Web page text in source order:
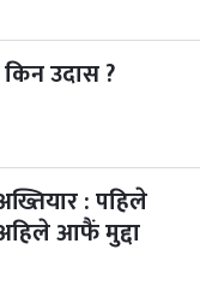
३ महिना बाँकी
किन उदास ?
: पहिले
अहिले आफैं मुद्दा